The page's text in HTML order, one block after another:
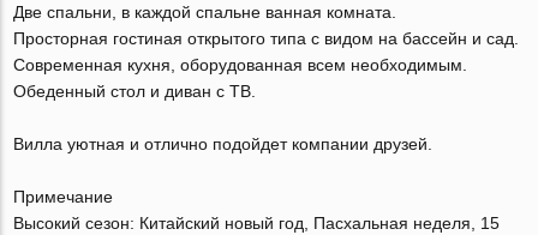
Две спальни, в каждой спальне ванная комната.
Просторная гостиная открытого типа с видом на бассейн и сад.
Современная кухня, оборудованная всем необходимым.
Обеденный стол и диван с ТВ.
Вилла уютная и отлично подойдет компании друзей.
Примечание
Высокий сезон: Китайский новый год, Пасхальная неделя, 15